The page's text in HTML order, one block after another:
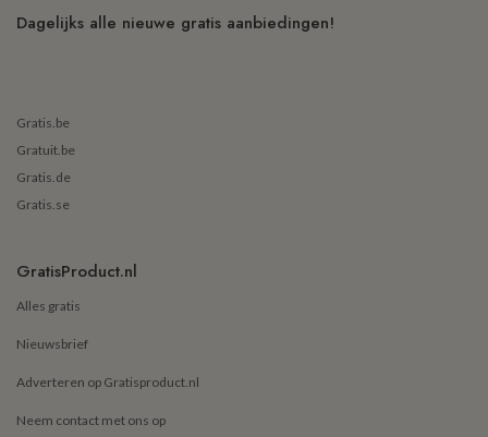
Dagelijks alle nieuwe gratis aanbiedingen!
Gratis.be
Gratuit.be
Gratis.de
Gratis.se
GratisProduct.nl
Alles gratis
Nieuwsbrief
Adverteren op Gratisproduct.nl
Neem contact met ons op